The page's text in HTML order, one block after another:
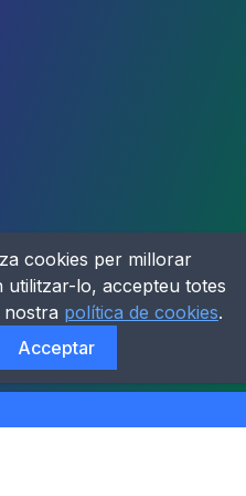
cookies per millorar
utilitzar-lo, accepteu totes
política de cookies.
Acceptar